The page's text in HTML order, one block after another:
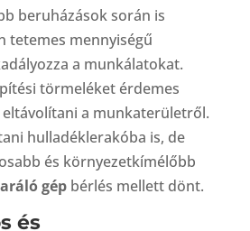
beruházások során is
tetemes mennyiségű
a munkálatokat.
törmeléket érdemes
a munkaterületről.
hulladéklerakóba is, de
és környezetkímélőbb
gépbérlés mellett dönt.
és